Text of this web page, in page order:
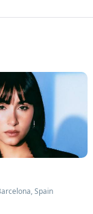
Spain